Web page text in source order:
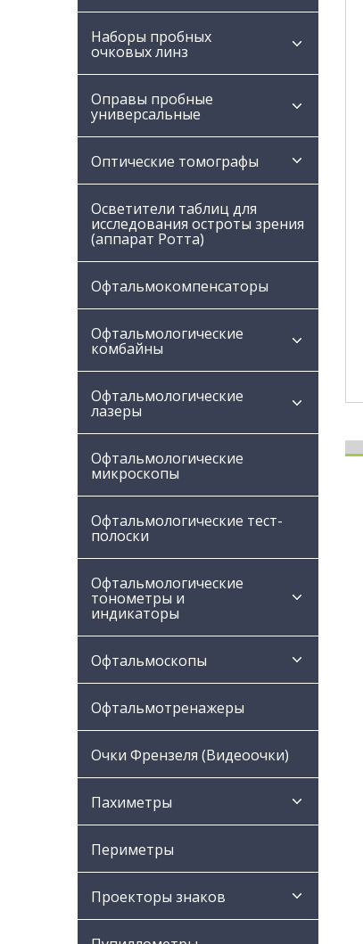
Наборы пробных
очковых линз
Оправы пробные
универсальные
Оптические томографы
Осветители таблиц для
исследования остроты зрения
(аппарат Ротта)
Офтальмокомпенсаторы
Офтальмологические
комбайны
Офтальмологические
лазеры
Офтальмологические
микроскопы
Офтальмологические тест-
полоски
Офтальмологические
тонометры и
индикаторы
Офтальмоскопы
Офтальмотренажеры
Очки Френзеля (Видеоочки)
Пахиметры
Периметры
Проекторы знаков